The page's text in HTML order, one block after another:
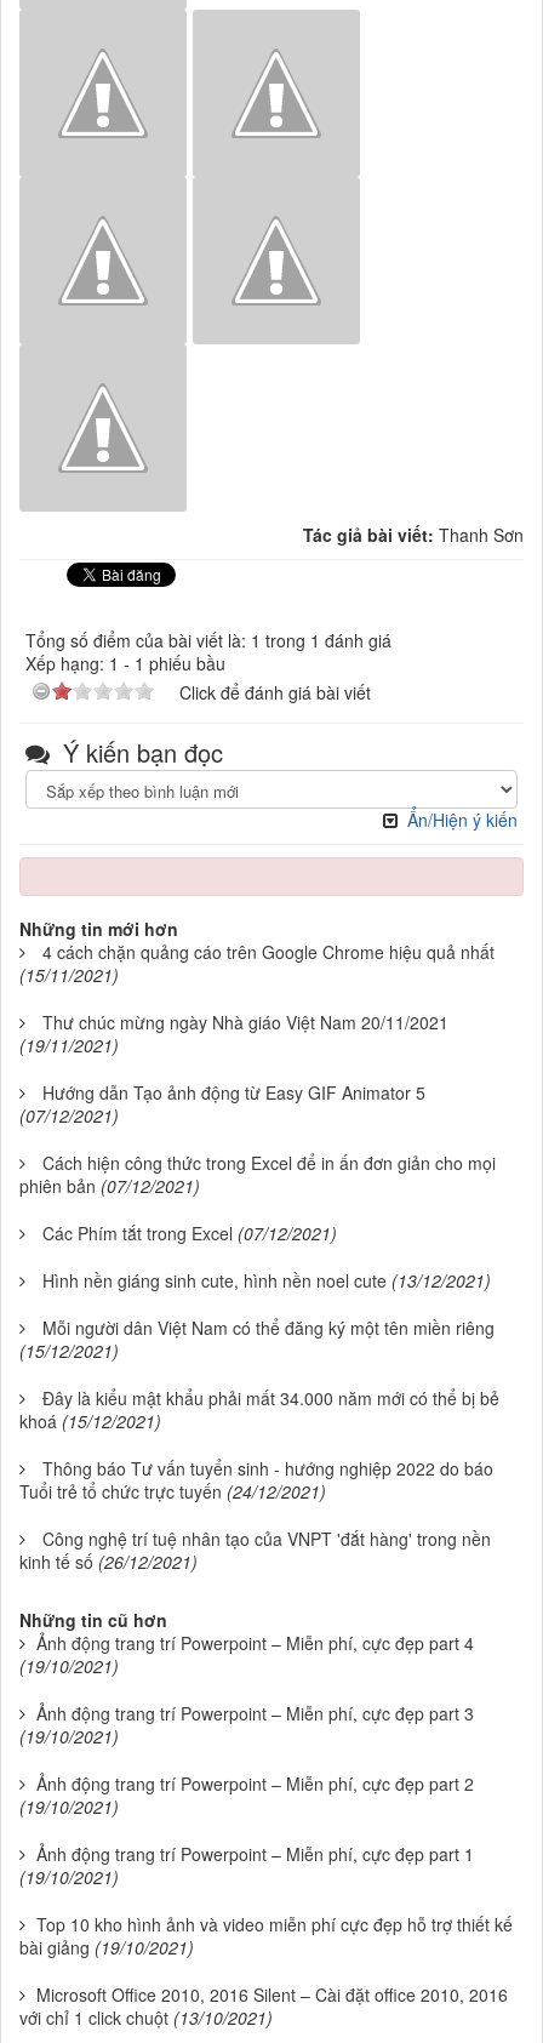
Tác giả bài viết: Thanh Sơn
Tổng số điểm của bài viết là: 1 trong 1 đánh giá
Xếp hạng: 1 - 1 phiếu bầu
Click để đánh giá bài viết
Ý kiến bạn đọc
Ẩn/Hiện ý kiến
Những tin mới hơn
4 cách chặn quảng cáo trên Google Chrome hiệu quả nhất
(15/11/2021)
Thư chúc mừng ngày Nhà giáo Việt Nam 20/11/2021
(19/11/2021)
Hướng dẫn Tạo ảnh động từ Easy GIF Animator 5
(07/12/2021)
Cách hiện công thức trong Excel để in ấn đơn giản cho mọi
phiên bản (07/12/2021)
Các Phím tắt trong Excel (07/12/2021)
Hình nền giáng sinh cute, hình nền noel cute (13/12/2021)
Mỗi người dân Việt Nam có thể đăng ký một tên miền riêng
(15/12/2021)
Đây là kiểu mật khẩu phải mất 34.000 năm mới có thể bị bẻ
khoá (15/12/2021)
Thông báo Tư vấn tuyển sinh - hướng nghiệp 2022 do báo
Tuổi trẻ tổ chức trực tuyến (24/12/2021)
Công nghệ trí tuệ nhân tạo của VNPT 'đắt hàng' trong nền
kinh tế số (26/12/2021)
Những tin cũ hơn
Ảnh động trang trí Powerpoint – Miễn phí, cực đẹp part 4
(19/10/2021)
Ảnh động trang trí Powerpoint – Miễn phí, cực đẹp part 3
(19/10/2021)
Ảnh động trang trí Powerpoint – Miễn phí, cực đẹp part 2
(19/10/2021)
Ảnh động trang trí Powerpoint – Miễn phí, cực đẹp part 1
(19/10/2021)
Top 10 kho hình ảnh và video miễn phí cực đẹp hỗ trợ thiết kế
bài giảng (19/10/2021)
Microsoft Office 2010, 2016 Silent – Cài đặt office 2010, 2016
với chỉ 1 click chuột (13/10/2021)